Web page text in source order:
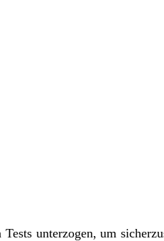
unterzogen, um